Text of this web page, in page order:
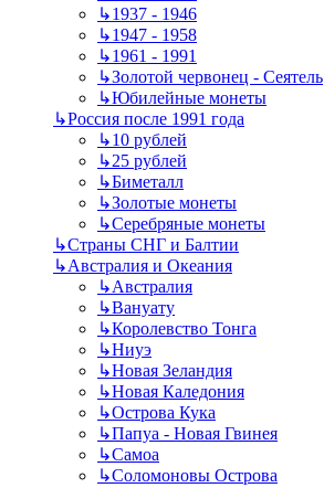
↳1937 - 1946
↳1947 - 1958
↳1961 - 1991
↳Золотой червонец - Сеятель
↳Юбилейные монеты
↳Россия после 1991 года
↳10 рублей
↳25 рублей
↳Биметалл
↳Золотые монеты
↳Серебряные монеты
↳Страны СНГ и Балтии
↳Австралия и Океания
↳Австралия
↳Вануату
↳Королевство Тонга
↳Ниуэ
↳Новая Зеландия
↳Новая Каледония
↳Острова Кука
↳Папуа - Новая Гвинея
↳Самоа
↳Соломоновы Острова